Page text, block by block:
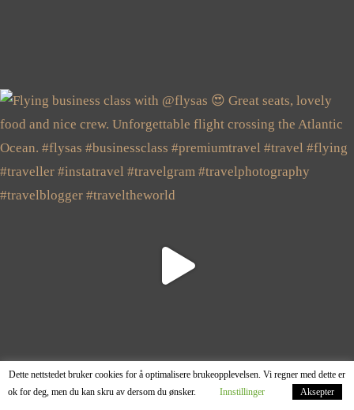
Dette nettstedet bruker cookies for å optimalisere brukeopplevelsen. Vi regner med dette er
ok for deg, men du kan skru av dersom du ønsker.
Innstillinger Aksepter